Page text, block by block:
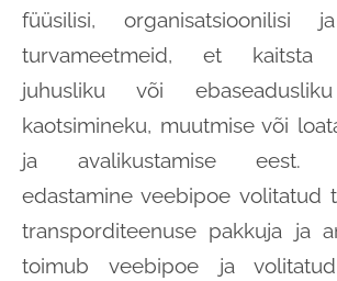
füüsilisi, organisatsioonilisi
turvameetmeid, et kaitsta
juhusliku või
kaotsimineku, muutmise või
ja avalikustamise eest.
edastamine veebipoe volitatud
transporditeenuse pakkuja ja
toimub veebipoe ja